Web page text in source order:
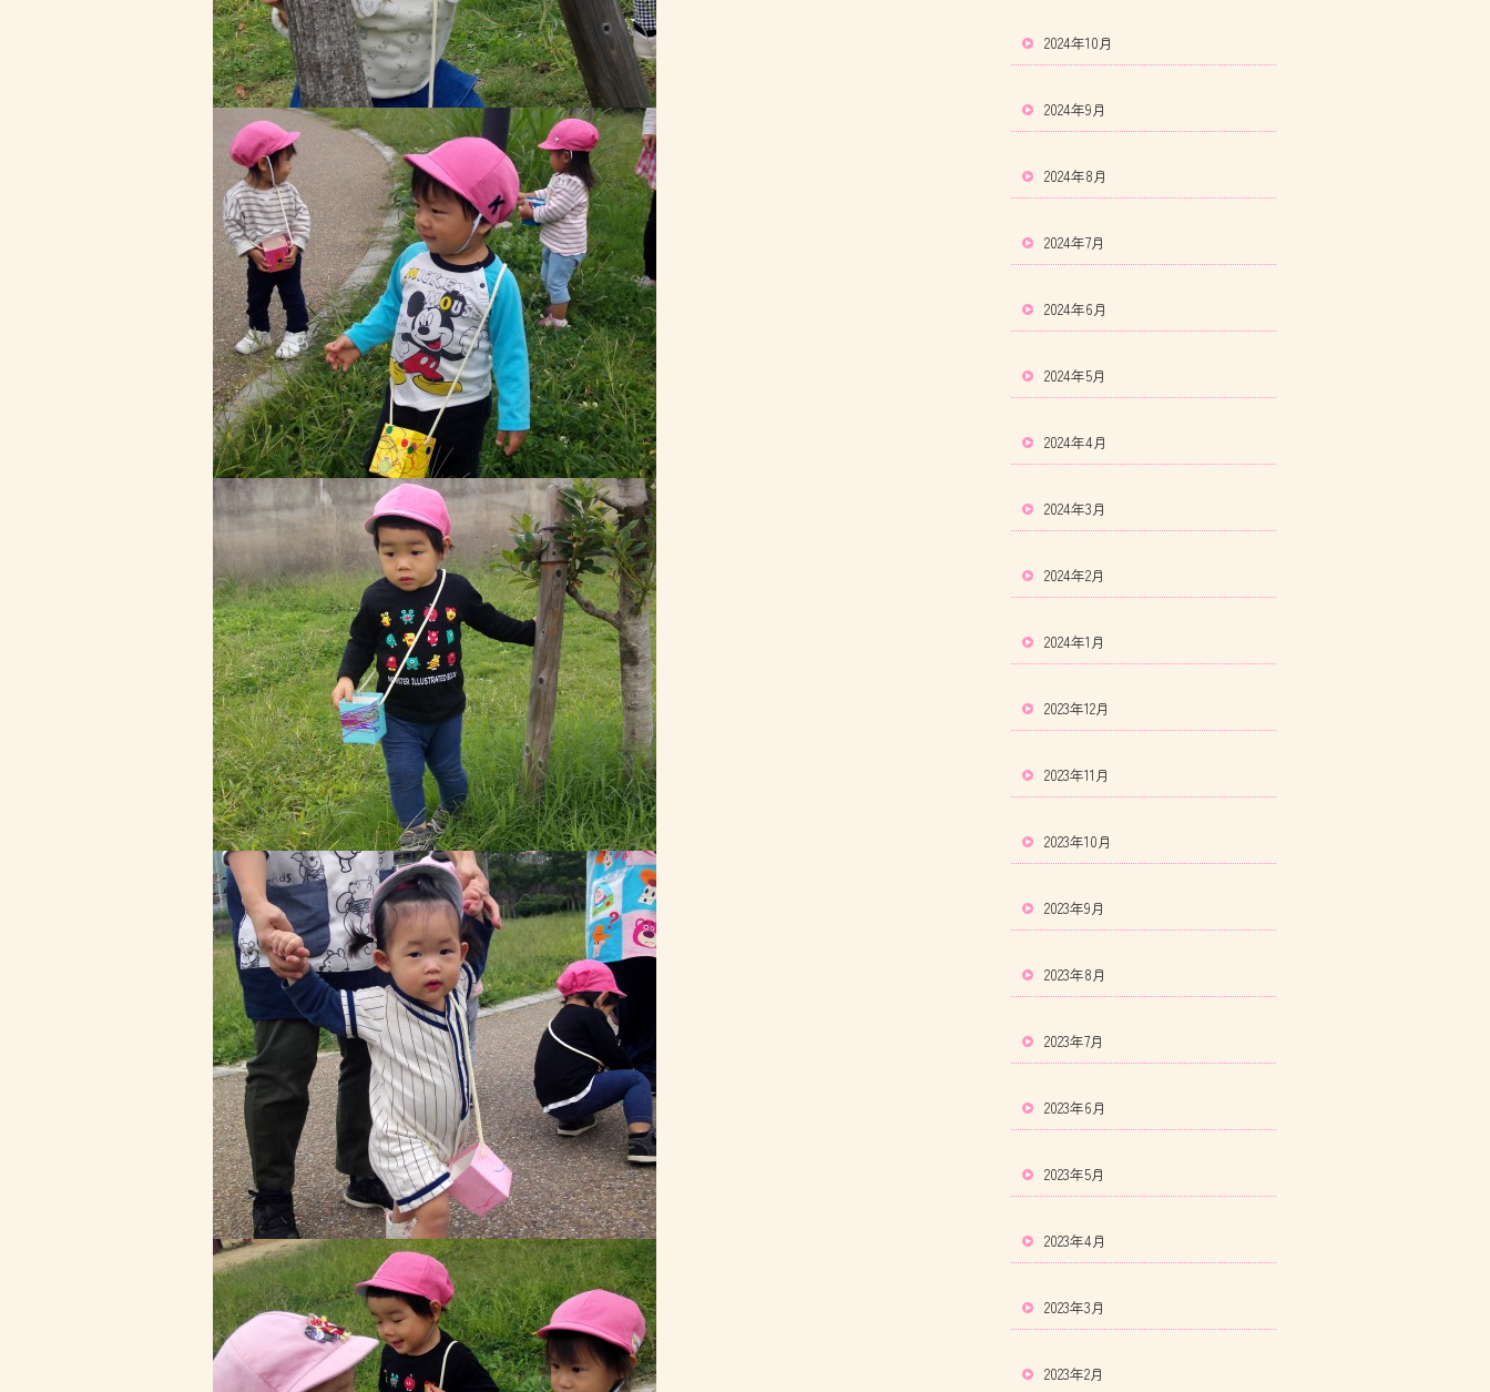
2024年10月
2024年9月
2024年8月
2024年7月
2024年6月
2024年5月
2024年4月
2024年3月
2024年2月
2024年1月
2023年12月
2023年11月
2023年10月
2023年9月
2023年8月
2023年7月
2023年6月
2023年5月
2023年4月
2023年3月
2023年2月